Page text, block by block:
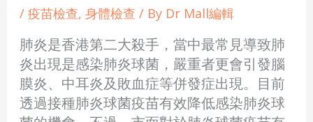
/ 疫苗檢查, 身體檢查 / By Dr Mall編輯
肺炎是香港第二大殺手，當中最常見導致肺
炎出現是感染肺炎球菌，嚴重者更會引發腦
膜炎、中耳炎及敗血症等併發症出現。目前
透過接種肺炎球菌疫苗有效降低感染肺炎球